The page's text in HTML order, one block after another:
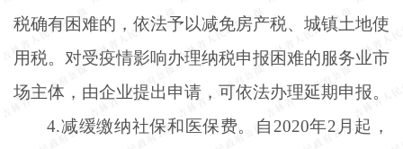
税确有困难的，依法予以减免房产税、城镇土地使
用税。对受疫情影响办理纳税申报困难的服务业市
场主体，由企业提出申请，可依法办理延期申报。
4.减缓缴纳社保和医保费。自2020年2月起，